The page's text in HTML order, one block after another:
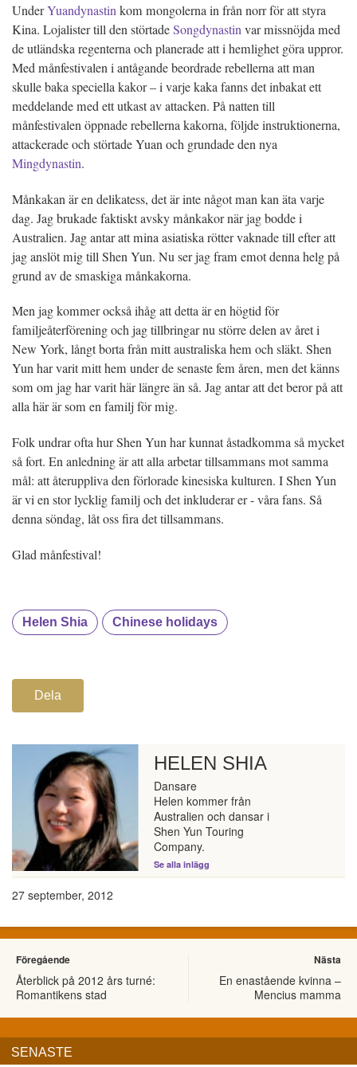
UnderYuandynastinkom mongolerna in från norr för att styra
Kina. Lojalister till den störtadeSongdynastinvar missnöjda med
de utländska regenterna och planerade att i hemlighet göra uppror.
Med månfestivalen i antågande beordrade rebellerna att man
skulle baka speciella kakor – i varje kaka fanns det inbakat ett
meddelande med ett utkast av attacken. På natten till
månfestivalen öppnade rebellerna kakorna, följde instruktionerna,
attackerade och störtade Yuan och grundade den nya
Mingdynastin.
Månkakan är en delikatess, det är inte något man kan äta varje
dag. Jag brukade faktiskt avsky månkakor när jag bodde i
Australien. Jag antar att mina asiatiska rötter vaknade till efter att
jag anslöt mig till Shen Yun. Nu ser jag fram emot denna helg på
grund av de smaskiga månkakorna.
Men jag kommer också ihåg att detta är en högtid för
familjeåterförening och jag tillbringar nu större delen av året i
New York, långt borta från mitt australiska hem och släkt. Shen
Yun har varit mitt hem under de senaste fem åren, men det känns
som om jag har varit här längre än så. Jag antar att det beror på att
alla här är som en familj för mig.
Folk undrar ofta hur Shen Yun har kunnat åstadkomma så mycket
så fort. En anledning är att alla arbetar tillsammans mot samma
mål: att återuppliva den förlorade kinesiska kulturen. I Shen Yun
är vi en stor lycklig familj och det inkluderar er - våra fans. Så
denna söndag, låt oss fira det tillsammans.
Glad månfestival!
Helen Shia Chinese holidays
Dela
HELEN SHIA
Dansare
Helen kommer från
Australien och dansar i
Shen Yun Touring
Company.
Se alla inlägg
27 september, 2012
Föregående
Återblick på 2012 års turné:
Romantikens stad
Nästa
En enastående kvinna –
Mencius mamma
SENASTE